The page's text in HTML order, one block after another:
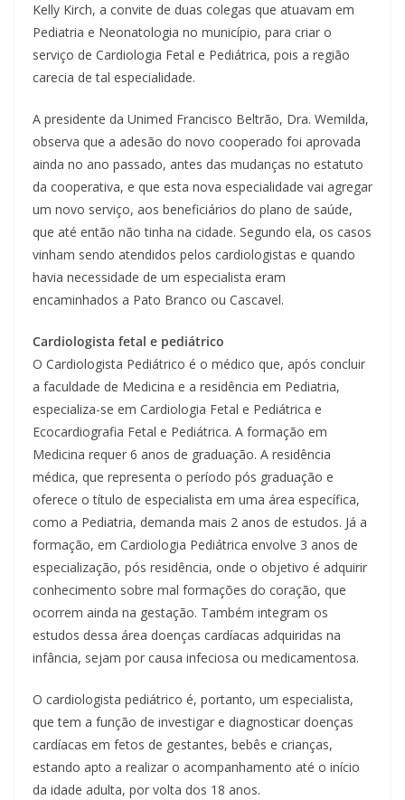
Kelly Kirch, a convite de duas colegas que atuavam em
Pediatria e Neonatologia no município, para criar o
serviço de Cardiologia Fetal e Pediátrica, pois a região
carecia de tal especialidade.
A presidente da Unimed Francisco Beltrão, Dra. Wemilda,
observa que a adesão do novo cooperado foi aprovada
ainda no ano passado, antes das mudanças no estatuto
da cooperativa, e que esta nova especialidade vai agregar
um novo serviço, aos beneficiários do plano de saúde,
que até então não tinha na cidade. Segundo ela, os casos
vinham sendo atendidos pelos cardiologistas e quando
havia necessidade de um especialista eram
encaminhados a Pato Branco ou Cascavel.
Cardiologista fetal e pediátrico
O Cardiologista Pediátrico é o médico que, após concluir
a faculdade de Medicina e a residência em Pediatria,
especializa-se em Cardiologia Fetal e Pediátrica e
Ecocardiografia Fetal e Pediátrica. A formação em
Medicina requer 6 anos de graduação. A residência
médica, que representa o período pós graduação e
oferece o título de especialista em uma área específica,
como a Pediatria, demanda mais 2 anos de estudos. Já a
formação, em Cardiologia Pediátrica envolve 3 anos de
especialização, pós residência, onde o objetivo é adquirir
conhecimento sobre mal formações do coração, que
ocorrem ainda na gestação. Também integram os
estudos dessa área doenças cardíacas adquiridas na
infância, sejam por causa infeciosa ou medicamentosa.
O cardiologista pediátrico é, portanto, um especialista,
que tem a função de investigar e diagnosticar doenças
cardíacas em fetos de gestantes, bebês e crianças,
estando apto a realizar o acompanhamento até o início
da idade adulta, por volta dos 18 anos.